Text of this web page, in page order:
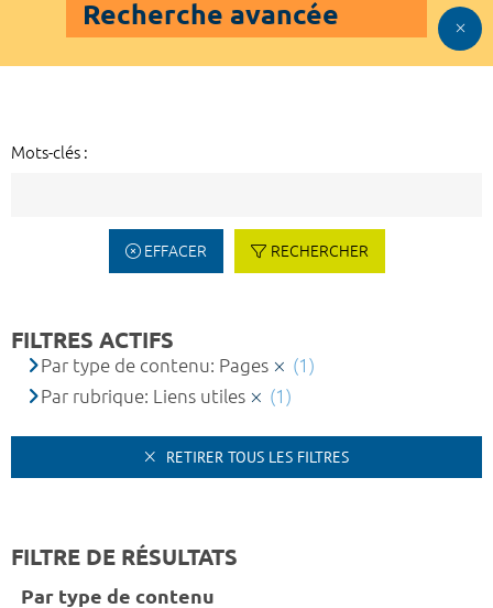
Recherche avancée
Mots-clés :
EFFACER RECHERCHER
FILTRES ACTIFS
Par type de contenu: Pages
(1)
Par rubrique: Liens utiles
(1)
RETIRER TOUS LES FILTRES
FILTRE DE RÉSULTATS
Par type de contenu